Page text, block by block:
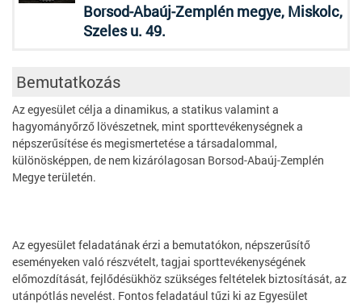
Borsod-Abaúj-Zemplén megye, Miskolc,
Szeles u. 49.
Bemutatkozás
Az egyesület célja a dinamikus, a statikus valamint a
hagyományőrző lövészetnek, mint sporttevékenységnek a
népszerűsítése és megismertetése a társadalommal,
különösképpen, de nem kizárólagosan Borsod-Abaúj-Zemplén
Megye területén.
Az egyesület feladatának érzi a bemutatókon, népszerűsítő
eseményeken való részvételt, tagjai sporttevékenységének
előmozdítását, fejlődésükhöz szükséges feltételek biztosítását, az
utánpótlás nevelést. Fontos feladatául tűzi ki az Egyesület